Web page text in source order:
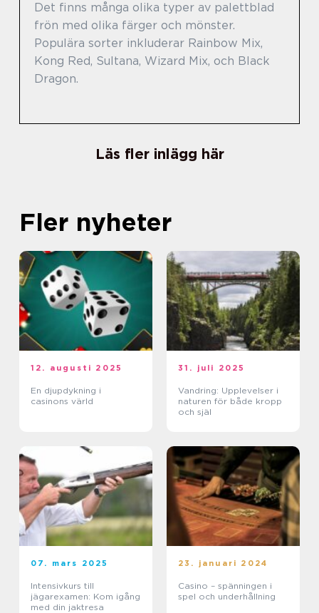
Det finns många olika typer av palettblad
frön med olika färger och mönster.
Populära sorter inkluderar Rainbow Mix,
Kong Red, Sultana, Wizard Mix, och Black
Dragon.
Läs fler inlägg här
Fler nyheter
12. augusti 2025
En djupdykning i
casinons värld
31. juli 2025
Vandring: Upplevelser i
naturen för både kropp
och själ
07. mars 2025
Intensivkurs till
jägarexamen: Kom igång
med din jaktresa
23. januari 2024
Casino – spänningen i
spel och underhållning